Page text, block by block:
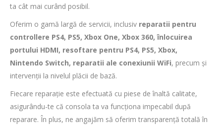
ta cât mai curând posibil.
Oferim o gamă largă de servicii, inclusiv reparatii pentru
controllere PS4, PS5, Xbox One, Xbox 360, înlocuirea
portului HDMI, resoftare pentru PS4, PS5, Xbox,
Nintendo Switch, reparatii ale conexiunii WiFi, precum și
intervenții la nivelul plăcii de bază.
Fiecare reparație este efectuată cu piese de înaltă calitate,
asigurându-te că consola ta va funcționa impecabil după
reparare. În plus, ne angajăm să oferim transparență totală în